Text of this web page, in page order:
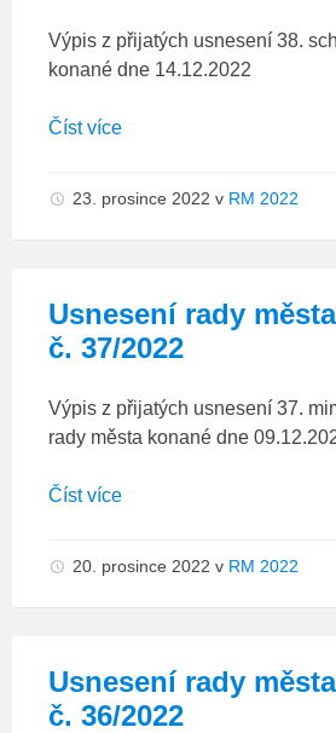
Výpis z přijatých usnesení 38.
konané dne 14.12.2022
Číst více
23. prosince 2022 v RM 2022
Usnesení rady
č. 37/2022
Výpis z přijatých usnesení 37.
rady města konané dne
Číst více
20. prosince 2022 v RM 2022
Usnesení rady
č. 36/2022